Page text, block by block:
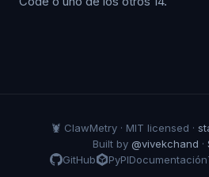
🦞 ClawMetry · MIT licensed ·
Built by @vivekchand ·
GitHub
PyPIDocumentación